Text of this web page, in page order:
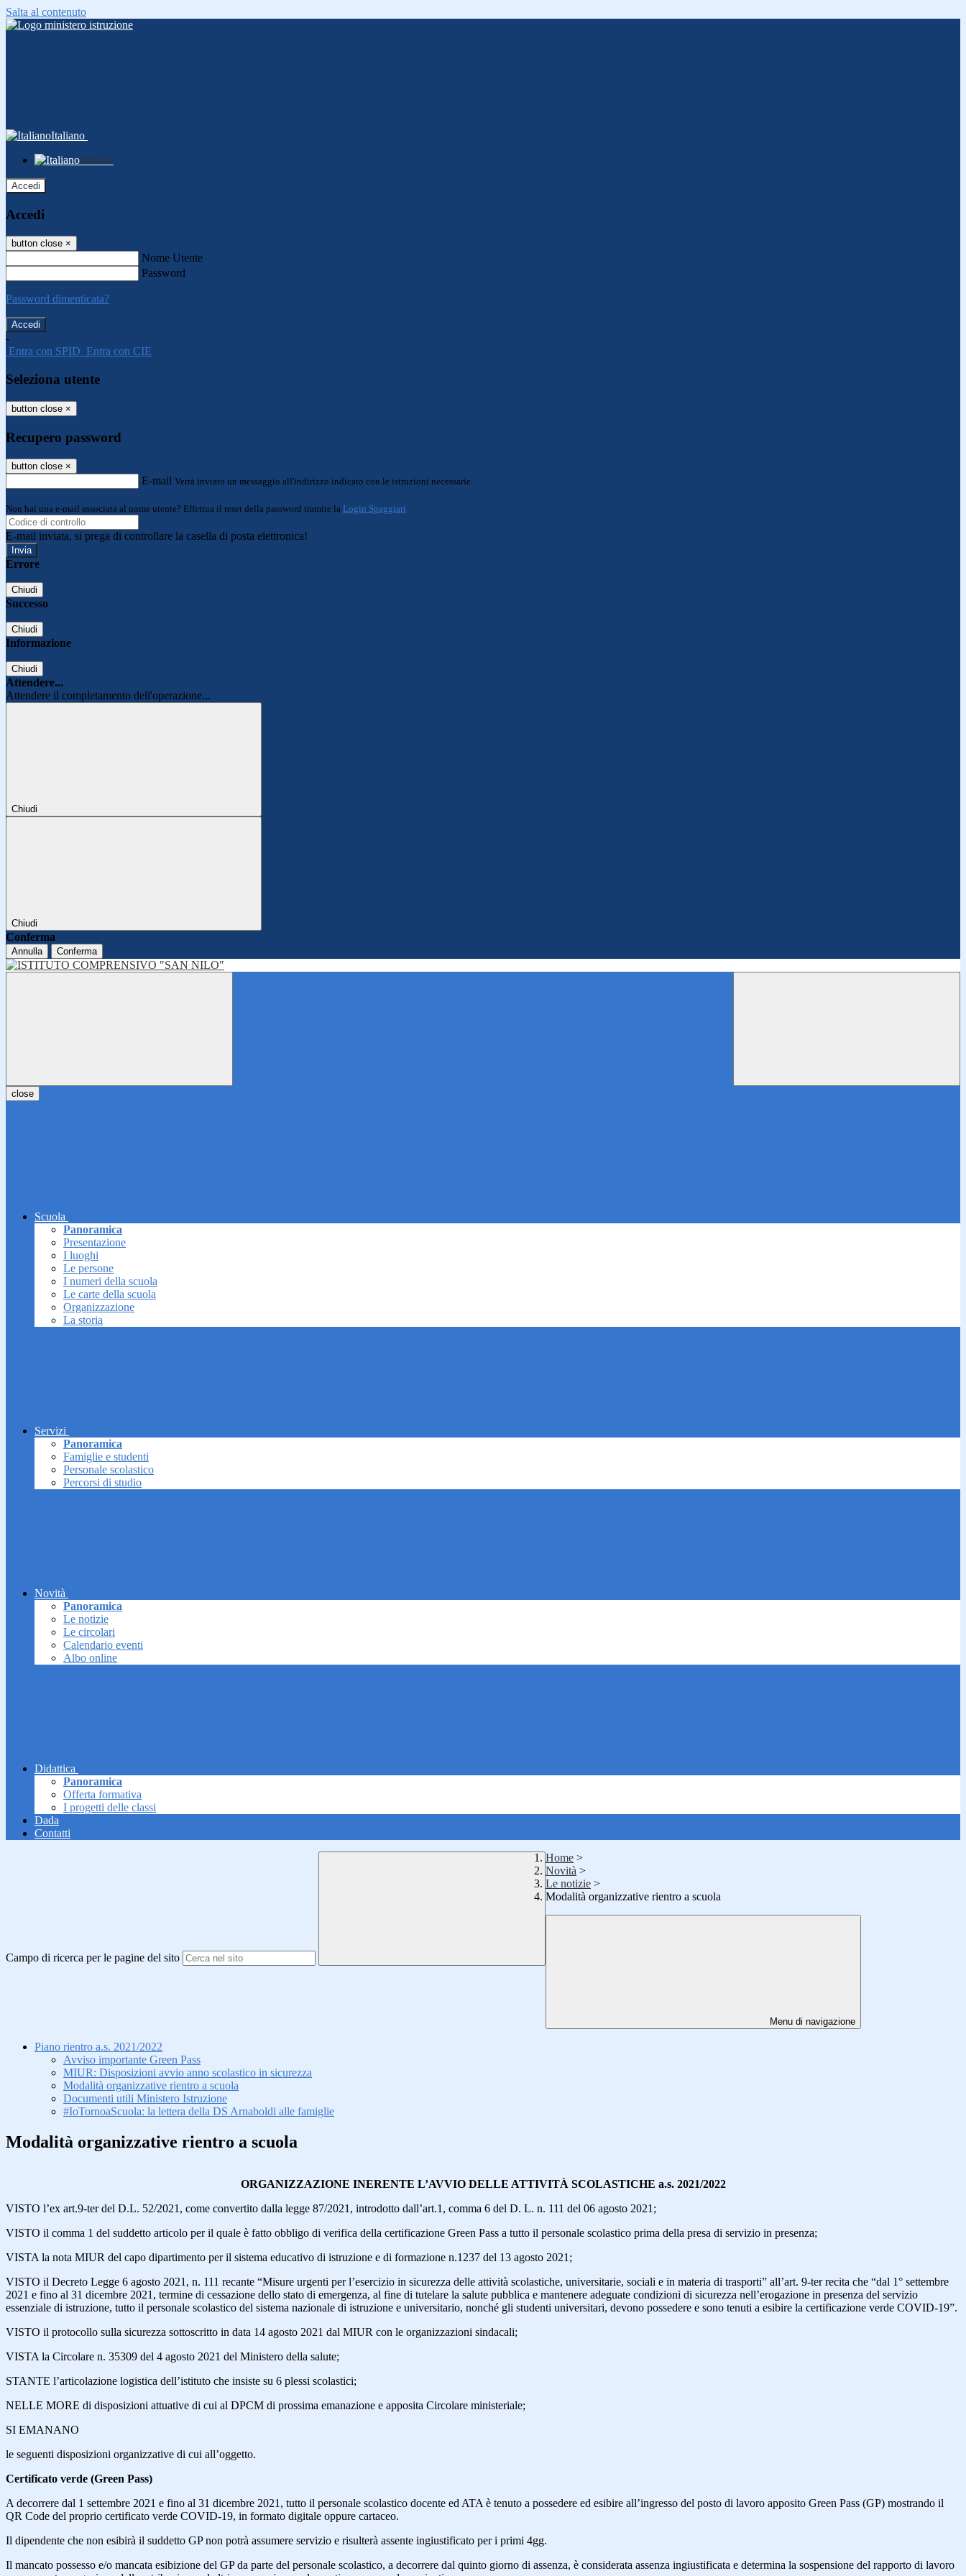
Salta al contenuto
Italiano
Italiano
Accedi
Accedi
button close ×
Nome Utente
Password
Password dimenticata?
-
Entra con SPID Entra con CIE
Seleziona utente
button close ×
Recupero password
button close ×
E-mail Verrà inviato un messaggio all'indirizzo indicato con le istruzioni necessarie.
Non hai una e-mail associata al nome utente? Effettua il reset della password tramite la Login Spaggiari
E-mail inviata, si prega di controllare la casella di posta elettronica!
Errore
Chiudi
Successo
Chiudi
Informazione
Chiudi
Attendere...
Attendere il completamento dell'operazione...
Chiudi
Chiudi
Conferma
Annulla Conferma
close
Scuola
Panoramica
Presentazione
I luoghi
Le persone
I numeri della scuola
Le carte della scuola
Organizzazione
La storia
Servizi
Panoramica
Famiglie e studenti
Personale scolastico
Percorsi di studio
Novità
Panoramica
Le notizie
Le circolari
Calendario eventi
Albo online
Didattica
Panoramica
Offerta formativa
I progetti delle classi
Dada
Contatti
Campo di ricerca per le pagine del sito
Home >
Novità >
Le notizie >
Modalità organizzative rientro a scuola
Menu di navigazione
Piano rientro a.s. 2021/2022
Avviso importante Green Pass
MIUR: Disposizioni avvio anno scolastico in sicurezza
Modalità organizzative rientro a scuola
Documenti utili Ministero Istruzione
#IoTornoaScuola: la lettera della DS Arnaboldi alle famiglie
Modalità organizzative rientro a scuola
ORGANIZZAZIONE INERENTE L’AVVIO DELLE ATTIVITÀ SCOLASTICHE a.s. 2021/2022
VISTO l’ex art.9-ter del D.L. 52/2021, come convertito dalla legge 87/2021, introdotto dall’art.1, comma 6 del D. L. n. 111 del 06 agosto 2021;
VISTO il comma 1 del suddetto articolo per il quale è fatto obbligo di verifica della certificazione Green Pass a tutto il personale scolastico prima della presa di servizio in presenza;
VISTA la nota MIUR del capo dipartimento per il sistema educativo di istruzione e di formazione n.1237 del 13 agosto 2021;
VISTO il Decreto Legge 6 agosto 2021, n. 111 recante “Misure urgenti per l’esercizio in sicurezza delle attività scolastiche, universitarie, sociali e in materia di trasporti” all’art. 9-ter recita che “dal 1° settembre
2021 e fino al 31 dicembre 2021, termine di cessazione dello stato di emergenza, al fine di tutelare la salute pubblica e mantenere adeguate condizioni di sicurezza nell’erogazione in presenza del servizio
essenziale di istruzione, tutto il personale scolastico del sistema nazionale di istruzione e universitario, nonché gli studenti universitari, devono possedere e sono tenuti a esibire la certificazione verde COVID-19”.
VISTO il protocollo sulla sicurezza sottoscritto in data 14 agosto 2021 dal MIUR con le organizzazioni sindacali;
VISTA la Circolare n. 35309 del 4 agosto 2021 del Ministero della salute;
STANTE l’articolazione logistica dell’istituto che insiste su 6 plessi scolastici;
NELLE MORE di disposizioni attuative di cui al DPCM di prossima emanazione e apposita Circolare ministeriale;
SI EMANANO
le seguenti disposizioni organizzative di cui all’oggetto.
Certificato verde (Green Pass)
A decorrere dal 1 settembre 2021 e fino al 31 dicembre 2021, tutto il personale scolastico docente ed ATA è tenuto a possedere ed esibire all’ingresso del posto di lavoro apposito Green Pass (GP) mostrando il
QR Code del proprio certificato verde COVID-19, in formato digitale oppure cartaceo.
Il dipendente che non esibirà il suddetto GP non potrà assumere servizio e risulterà assente ingiustificato per i primi 4gg.
Il mancato possesso e/o mancata esibizione del GP da parte del personale scolastico, a decorrere dal quinto giorno di assenza, è considerata assenza ingiustificata e determina la sospensione del rapporto di lavoro